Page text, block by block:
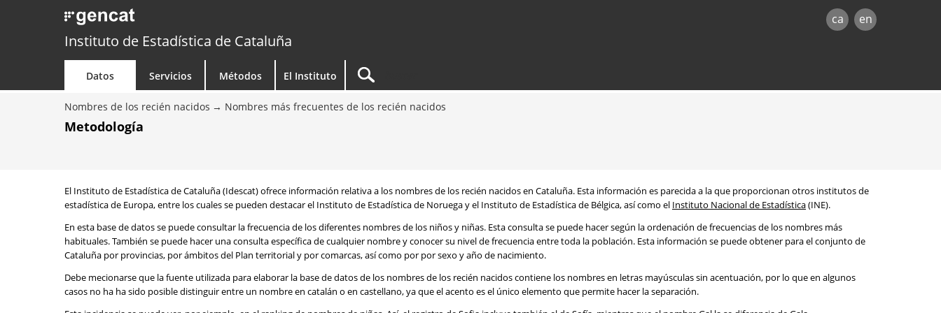
ca en
Instituto de Estadística de Cataluña
Datos Servicios Métodos El Instituto
Nombres de los recién nacidos Nombres más frecuentes de los recién nacidos
Metodología
El Instituto de Estadística de Cataluña (Idescat) ofrece información relativa a los nombres de los recién nacidos en Cataluña. Esta información es parecida a la que proporcionan otros institutos de
estadística de Europa, entre los cuales se pueden destacar el Instituto de Estadística de Noruega y el Instituto de Estadística de Bélgica, así como el Instituto Nacional de Estadística(INE).
En esta base de datos se puede consultar la frecuencia de los diferentes nombres de los niños y niñas. Esta consulta se puede hacer según la ordenación de frecuencias de los nombres más
habituales. También se puede hacer una consulta específica de cualquier nombre y conocer su nivel de frecuencia entre toda la población. Esta información se puede obtener para el conjunto de
Cataluña por provincias, por ámbitos del Plan territorial y por comarcas, así como por por sexo y año de nacimiento.
Debe mecionarse que la fuente utilizada para elaborar la base de datos de los nombres de los recién nacidos contiene los nombres en letras mayúsculas sin acentuación, por lo que en algunos
casos no ha ha sido posible distinguir entre un nombre en catalán o en castellano, ya que el acento es el único elemento que permite hacer la separación.